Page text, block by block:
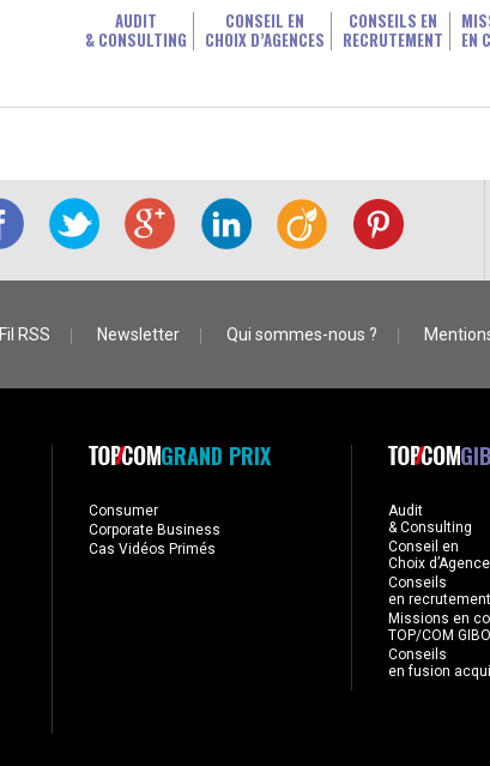
AUDIT
& CONSULTING
CONSEIL EN
CHOIX D’AGENCES
CONSEILS EN
RECRUTEMENT
EN
Fil RSS Newsletter Qui sommes-nous ?
GRAND PRIX
Consumer
Corporate Business
Cas Vidéos Primés
Audit
& Consulting
Conseil en
Choix
Conseils
en recrutement
Missions en
TOP/COM
Conseils
en fusion